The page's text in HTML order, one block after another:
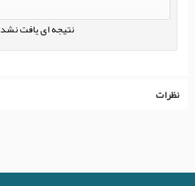
نتیجه ای یافت نشد
نظرات